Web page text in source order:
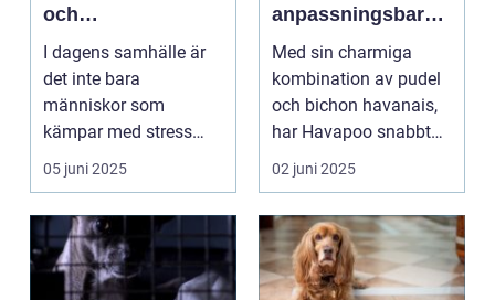
och
ångestdämpande
hundhalsband
I dagens samhälle är
det inte bara
människor som
kämpar med stress
och ång...
05 juni 2025
anpassningsbar
familjemedlem
Med sin charmiga
kombination av pudel
och bichon havanais,
har Havapoo snabbt
blivit en älsklin...
02 juni 2025